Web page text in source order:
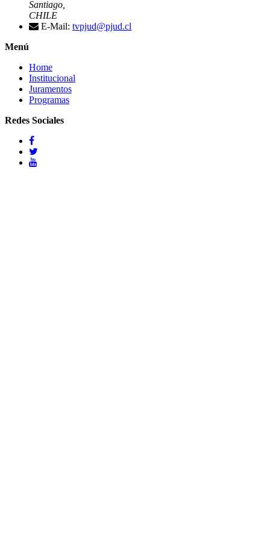
Santiago,
CHILE
E-Mail: tvpjud@pjud.cl
Menú
Home
Institucional
Juramentos
Programas
Redes Sociales